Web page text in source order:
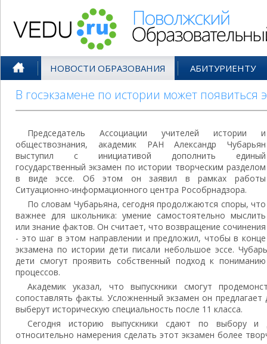
НОВОСТИ ОБРАЗОВАНИЯ АБИТУРИЕНТУ
В госэкзамене по истории может появиться
Председатель Ассоциации учителей истории и
обществознания, академик РАН Александр Чубарьян
выступил с инициативой дополнить единый
государственный экзамен по истории творческим разделом
в виде эссе. Об этом он заявил в рамках работы
Ситуационно-информационного центра Рособрнадзора.
По словам Чубарьяна, сегодня продолжаются споры, что
важнее для школьника: умение самостоятельно мыслить
или знание фактов. Он считает, что возвращение сочинения
- это шаг в этом направлении и предложил, чтобы в конце
экзамена по истории дети писали небольшое эссе.
дети смогут проявить собственный подход к
процессов.
Академик указал, что выпускники смогут
сопоставлять факты. Усложненный экзамен он
выберут историческую специальность после 11 класса.
Сегодня историю выпускники сдают по выбору и
относительно намерения сделать этот экзамен более